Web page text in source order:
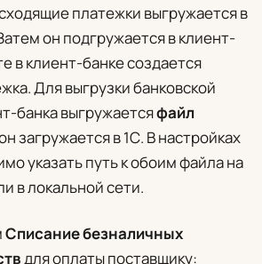
платежки выгружается в
он подгружается в клиент-
в клиент-банке создается
Для выгрузки банковской
банка выгружаетсяфайл
загружается в 1С. В настройках
указать путь к обоим файла на
в локальной сети.
Списание безналичных
для оплаты поставщику: